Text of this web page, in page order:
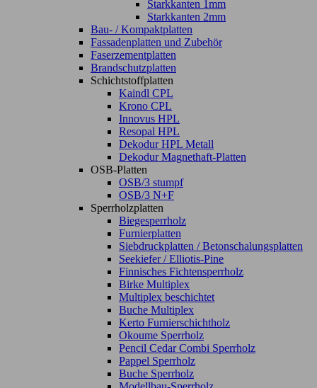
Starkkanten 1mm
Starkkanten 2mm
Bau- / Kompaktplatten
Fassadenplatten und Zubehör
Faserzementplatten
Brandschutzplatten
Schichtstoffplatten
Kaindl CPL
Krono CPL
Innovus HPL
Resopal HPL
Dekodur HPL Metall
Dekodur Magnethaft-Platten
OSB-Platten
OSB/3 stumpf
OSB/3 N+F
Sperrholzplatten
Biegesperrholz
Furnierplatten
Siebdruckplatten / Betonschalungsplatten
Seekiefer / Elliotis-Pine
Finnisches Fichtensperrholz
Birke Multiplex
Multiplex beschichtet
Buche Multiplex
Kerto Furnierschichtholz
Okoume Sperrholz
Pencil Cedar Combi Sperrholz
Pappel Sperrholz
Buche Sperrholz